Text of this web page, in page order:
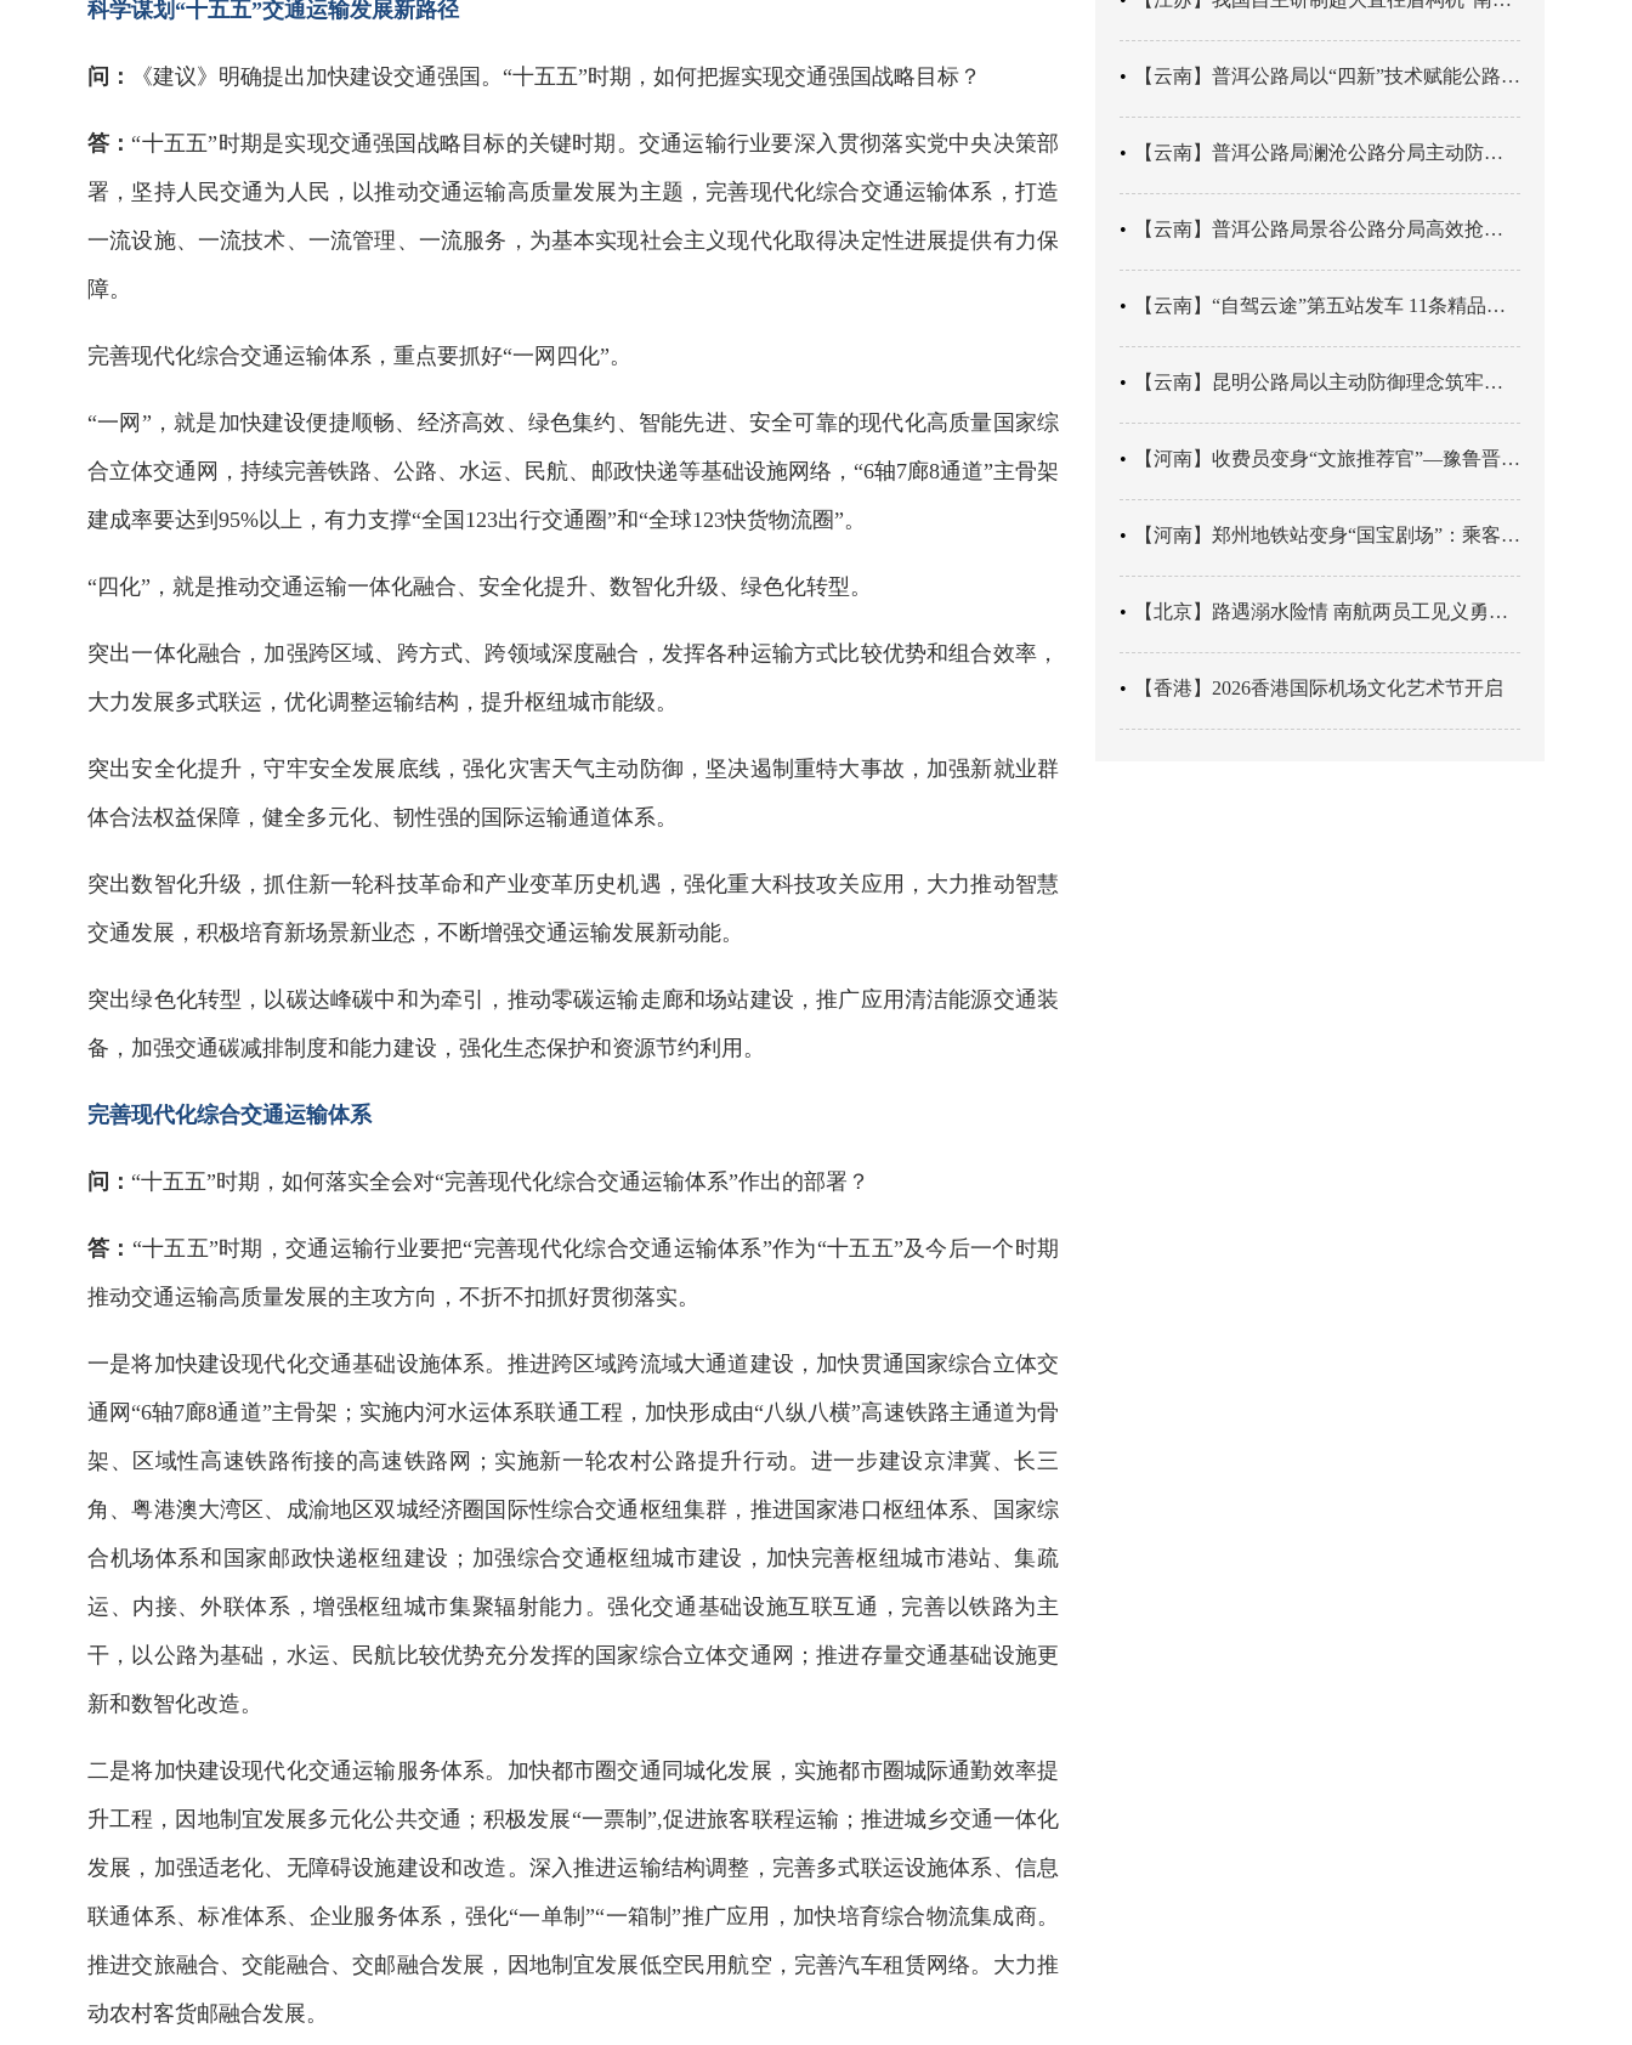
科学谋划“十五五”交通运输发展新路径
问： 《建议》明确提出加快建设交通强国。“十五五”时期，如何把握实现交通强国战略目标？
答： “十五五”时期是实现交通强国战略目标的关键时期。交通运输行业要深入贯彻落实党中央决策部
署，坚持人民交通为人民，以推动交通运输高质量发展为主题，完善现代化综合交通运输体系，打造
一流设施、一流技术、一流管理、一流服务，为基本实现社会主义现代化取得决定性进展提供有力保
障。
完善现代化综合交通运输体系，重点要抓好“一网四化”。
“一网”，就是加快建设便捷顺畅、经济高效、绿色集约、智能先进、安全可靠的现代化高质量国家综
合立体交通网，持续完善铁路、公路、水运、民航、邮政快递等基础设施网络，“6轴7廊8通道”主骨架
建成率要达到95%以上，有力支撑“全国123出行交通圈”和“全球123快货物流圈”。
“四化”，就是推动交通运输一体化融合、安全化提升、数智化升级、绿色化转型。
突出一体化融合，加强跨区域、跨方式、跨领域深度融合，发挥各种运输方式比较优势和组合效率，
大力发展多式联运，优化调整运输结构，提升枢纽城市能级。
突出安全化提升，守牢安全发展底线，强化灾害天气主动防御，坚决遏制重特大事故，加强新就业群
体合法权益保障，健全多元化、韧性强的国际运输通道体系。
突出数智化升级，抓住新一轮科技革命和产业变革历史机遇，强化重大科技攻关应用，大力推动智慧
交通发展，积极培育新场景新业态，不断增强交通运输发展新动能。
突出绿色化转型，以碳达峰碳中和为牵引，推动零碳运输走廊和场站建设，推广应用清洁能源交通装
备，加强交通碳减排制度和能力建设，强化生态保护和资源节约利用。
完善现代化综合交通运输体系
问： “十五五”时期，如何落实全会对“完善现代化综合交通运输体系”作出的部署？
答： “十五五”时期，交通运输行业要把“完善现代化综合交通运输体系”作为“十五五”及今后一个时期
推动交通运输高质量发展的主攻方向，不折不扣抓好贯彻落实。
一是将加快建设现代化交通基础设施体系。推进跨区域跨流域大通道建设，加快贯通国家综合立体交
通网“6轴7廊8通道”主骨架；实施内河水运体系联通工程，加快形成由“八纵八横”高速铁路主通道为骨
架、区域性高速铁路衔接的高速铁路网；实施新一轮农村公路提升行动。进一步建设京津冀、长三
角、粤港澳大湾区、成渝地区双城经济圈国际性综合交通枢纽集群，推进国家港口枢纽体系、国家综
合机场体系和国家邮政快递枢纽建设；加强综合交通枢纽城市建设，加快完善枢纽城市港站、集疏
运、内接、外联体系，增强枢纽城市集聚辐射能力。强化交通基础设施互联互通，完善以铁路为主
干，以公路为基础，水运、民航比较优势充分发挥的国家综合立体交通网；推进存量交通基础设施更
新和数智化改造。
二是将加快建设现代化交通运输服务体系。加快都市圈交通同城化发展，实施都市圈城际通勤效率提
升工程，因地制宜发展多元化公共交通；积极发展“一票制”,促进旅客联程运输；推进城乡交通一体化
发展，加强适老化、无障碍设施建设和改造。深入推进运输结构调整，完善多式联运设施体系、信息
联通体系、标准体系、企业服务体系，强化“一单制”“一箱制”推广应用，加快培育综合物流集成商。
推进交旅融合、交能融合、交邮融合发展，因地制宜发展低空民用航空，完善汽车租赁网络。大力推
动农村客货邮融合发展。
【云南】普洱公路局以“四新”技术赋能公路养护
【云南】普洱公路局澜沧公路分局主动防御成功处置214国道山体崩塌险情
【云南】普洱公路局景谷公路分局高效抢通紧急送医村路
【云南】“自驾云途”第五站发车 11条精品线路串起全域风光
【云南】昆明公路局以主动防御理念筑牢汛期安全防线
【河南】收费员变身“文旅推荐官”—豫鲁晋四地市交旅融合让游客一下高速就“入戏”
【河南】郑州地铁站变身“国宝剧场”：乘客刚出车厢，就“入戏”千年
【北京】路遇溺水险情 南航两员工见义勇为科学施救
【香港】2026香港国际机场文化艺术节开启